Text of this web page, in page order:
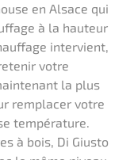
en Alsace qui
à la hauteur
intervient,
votre
la plus
remplacer votre
température.
à bois, Di Giusto